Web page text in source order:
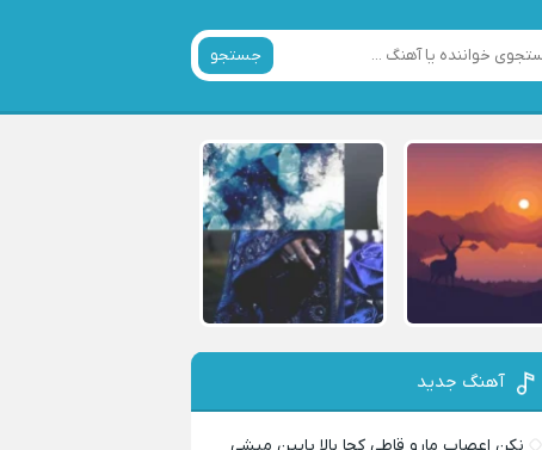
جستجو
آهنگ جدید
نکن اعصاب مارو قاطی کجا بالا پایین میشی